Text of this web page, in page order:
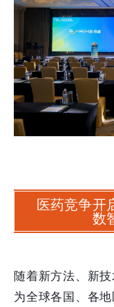
医药竞争开
数
随着新方法、新
为全球各国、各